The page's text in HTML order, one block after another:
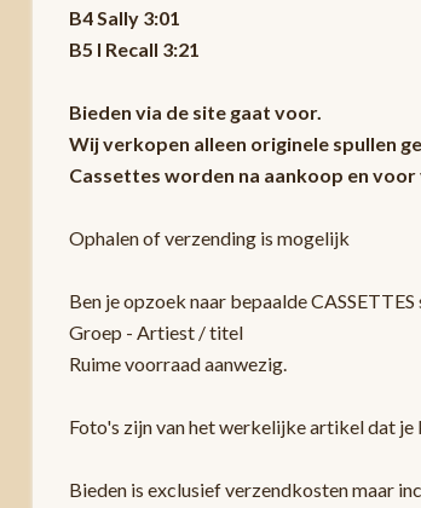
B4 Sally 3:01
B5 I Recall 3:21
Bieden via de site gaat voor.
Wij verkopen alleen originele spullen
Cassettes worden na aankoop en
Ophalen of verzending is mogelijk
Ben je opzoek naar bepaalde
Groep - Artiest / titel
Ruime voorraad aanwezig.
Foto's zijn van het werkelijke artikel dat
Bieden is exclusief verzendkosten maar